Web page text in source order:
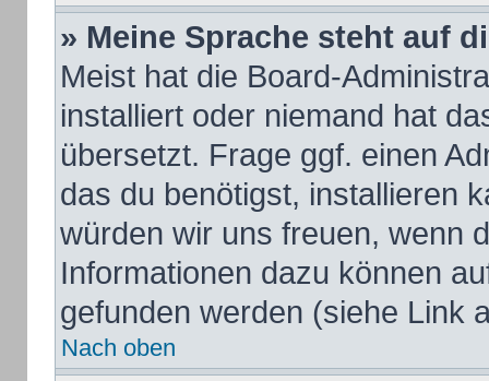
» Meine Sprache steht auf
Meist hat die Board-
installiert oder niemand hat
übersetzt. Frage ggf. einen
das du benötigst, installieren
würden wir uns freuen, wenn
Informationen dazu können
gefunden werden (siehe Link
Nach oben